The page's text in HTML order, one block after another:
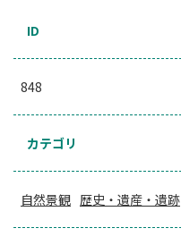
ID
848
カテゴリ
自然景観 歴史・遺産・遺跡